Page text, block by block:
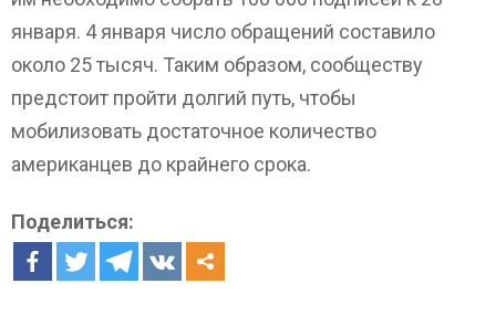
января. 4 января число обращений составило
около 25 тысяч. Таким образом, сообществу
предстоит пройти долгий путь, чтобы
мобилизовать достаточное количество
американцев до крайнего срока.
Поделиться: